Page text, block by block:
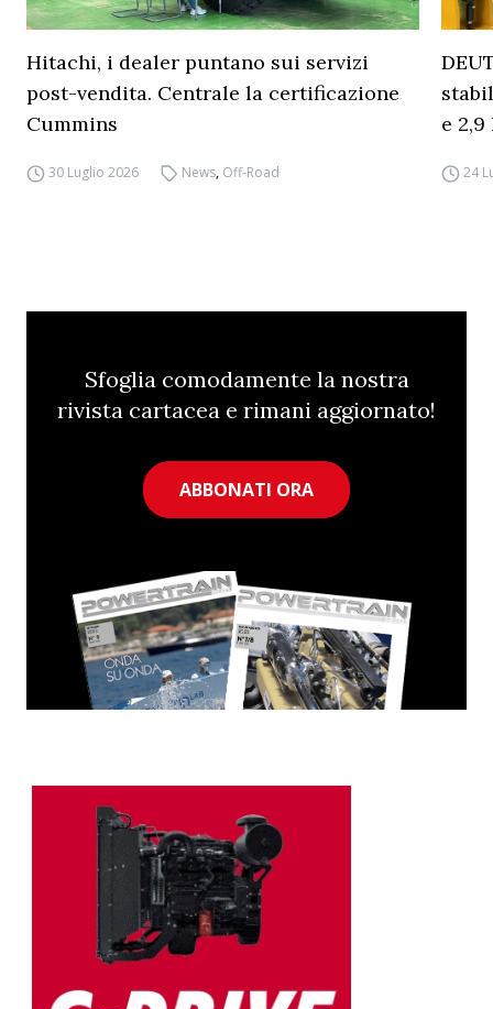
Hitachi, i dealer puntano sui servizi
post-vendita. Centrale la certificazione
Cummins
30 Luglio 2026 News, Off-Road
e
24
Sfoglia comodamente la nostra
rivista cartacea e rimani aggiornato!
ABBONATI ORA